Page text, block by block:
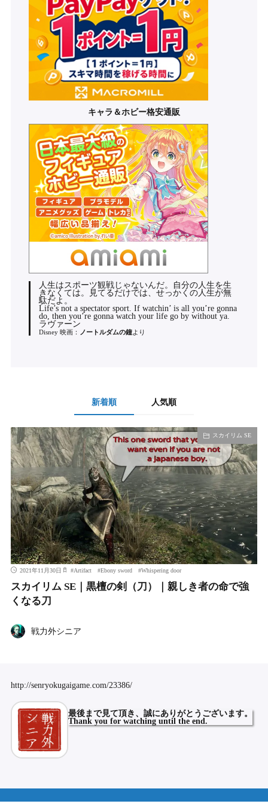
キャラ＆ホビー格安通販
人生はスポーツ観戦じゃないんだ。自分の人生を生
きなくては。見てるだけでは、せっかくの人生が無
駄だよ。
Life’s not a spectator sport. If watchin’ is all you’re gonna
do, then you’re gonna watch your life go by without ya.
ラヴァーン
Disney 映画： ノートルダムの鐘より
新着順 人気順
スカイリム SE
2021年11月30日 #Artifact #Ebony sword #Whispering door
スカイリム SE｜黒檀の剣（刀）｜親しき者の命で強
くなる刀
戦力外シニア
http://senryokugaigame.com/23386/
最後まで見て頂き、誠にありがとうございます。
Thank you for watching until the end.